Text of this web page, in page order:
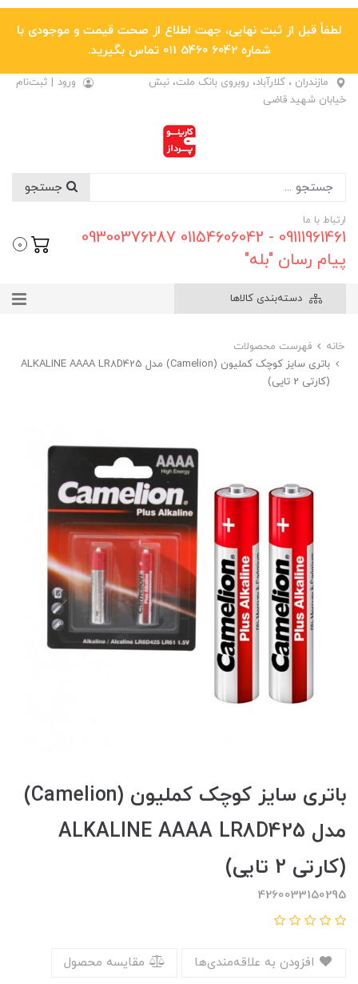
لطفاً قبل از ثبت نهایی، جهت اطلاع از صحت قیمت و موجودی با
شماره 6042 5460 011 تماس بگیرید.
مازندران ، کلارآباد، روبروی بانک ملت، نبش
خیابان شهید قاضی
ورود | ثبت‌نام
ارتباط با ما
09111961461 - 01154606042 09300376287
پیام رسان "بله"
0
دسته‌بندی کالاها
خانه
فهرست محصولات
باتری سایز کوچک کملیون (Camelion) مدل ALKALINE AAAA LR8D425
(کارتی 2 تایی)
باتری سایز کوچک کملیون (Camelion)
مدل ALKALINE AAAA LR8D425
(کارتی 2 تایی)
4260033150295
مقایسه محصول